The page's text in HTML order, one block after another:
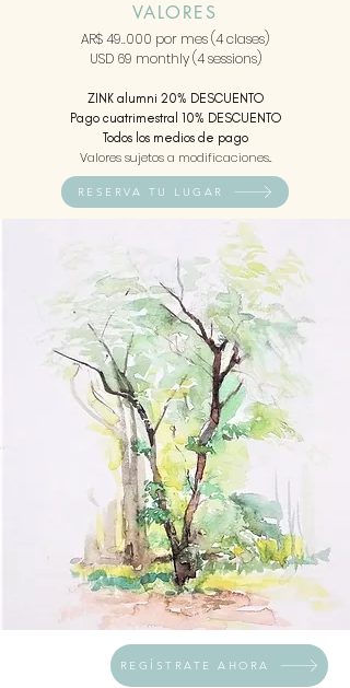
VALORES
AR$ 49..000 por mes (4 clases)
USD 69 monthly (4 sessions)
ZINK alumni 20% DESCUENTO
Pago cuatrimestral 10% DESCUENTO
Todos los medios de pago
Valores sujetos a modificaciones..
RESERVA TU LUGAR
REGÍSTRATE AHORA